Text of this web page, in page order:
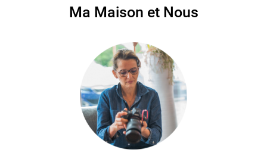
Ma Maison et Nous